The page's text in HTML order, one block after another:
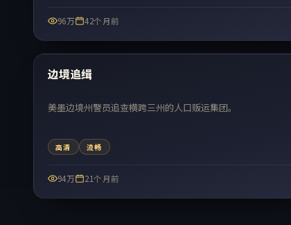
96万 42个月前
热门
边境追缉
美墨边境州警员追查横跨三州的人口贩运集团。
高清 流畅
94万 21个月前